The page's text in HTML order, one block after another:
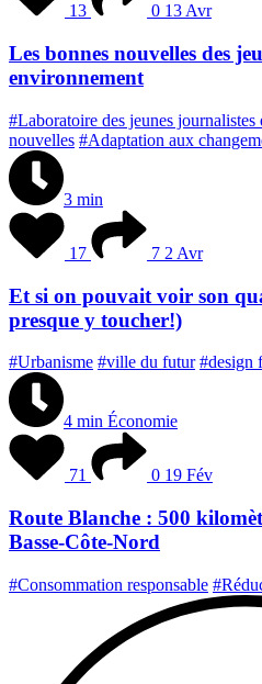
13 0 13 Avr
Les bonnes nouvelles des
environnement
#Laboratoire des jeunes journalistes
nouvelles #Adaptation aux
3 min
17 7 2 Avr
Et si on pouvait voir son
presque y toucher!)
#Urbanisme #ville du futur #design
4 min Économie
71 0 19 Fév
Route Blanche : 500
Basse-Côte-Nord
#Consommation responsable